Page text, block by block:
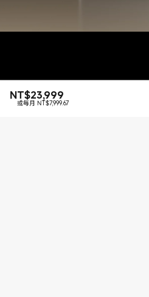
NT$23,999
現價 NT$23999
或每月 NT$7,999.67